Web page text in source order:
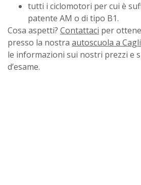
tutti i ciclomotori per cui è
patente AM o di tipo B1.
Cosa aspetti? Contattaci per
presso la nostra autoscuola a
le informazioni sui nostri prezzi e
d’esame.